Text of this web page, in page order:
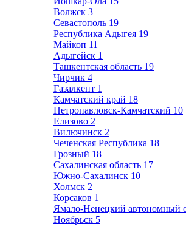
Волжск 3
Севастополь 19
Республика Адыгея 19
Майкоп 11
Адыгейск 1
Ташкентская область 19
Чирчик 4
Газалкент 1
Камчатский край 18
Петропавловск-Камчатский 10
Елизово 2
Вилючинск 2
Чеченская Республика 18
Грозный 18
Сахалинская область 17
Южно-Сахалинск 10
Холмск 2
Корсаков 1
Ямало-Ненецкий автономный
Ноябрьск 5